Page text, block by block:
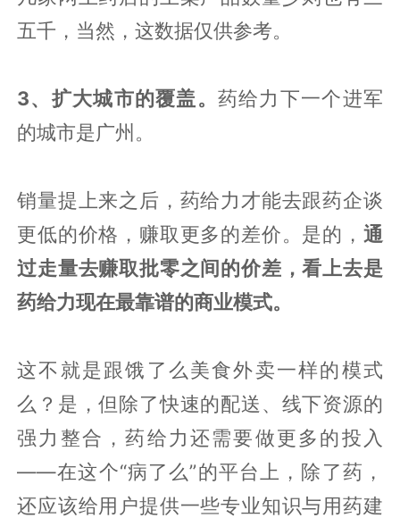
五千，当然，这数据仅供参考。
3、扩大城市的覆盖。 药给力下一个进军
的城市是广州。
销量提上来之后，药给力才能去跟药企谈
更低的价格，赚取更多的差价。是的， 通
过走量去赚取批零之间的价差，看上去是
药给力现在最靠谱的商业模式。
这不就是跟饿了么美食外卖一样的模式
么？是，但除了快速的配送、线下资源的
强力整合，药给力还需要做更多的投入
——在这个“病了么”的平台上，除了药，
还应该给用户提供一些专业知识与用药建